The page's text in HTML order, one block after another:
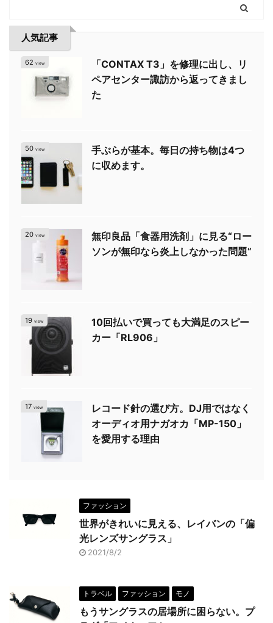
人気記事
62 view
「CONTAX T3」を修理に出し、リ
ペアセンター諏訪から返ってきまし
た
50 view
手ぶらが基本。毎日の持ち物は4つ
に収めます。
20 view
無印良品「食器用洗剤」に見る“ロー
ソンが無印なら炎上しなかった問題”
19 view
10回払いで買っても大満足のスピー
カー「RL906」
17 view
レコード針の選び方。DJ用ではなく
オーディオ用ナガオカ「MP-150」
を愛用する理由
ファッション
世界がきれいに見える、レイバンの「偏
光レンズサングラス」
2021/8/2
トラベル ファッション モノ
もうサングラスの居場所に困らない。プ